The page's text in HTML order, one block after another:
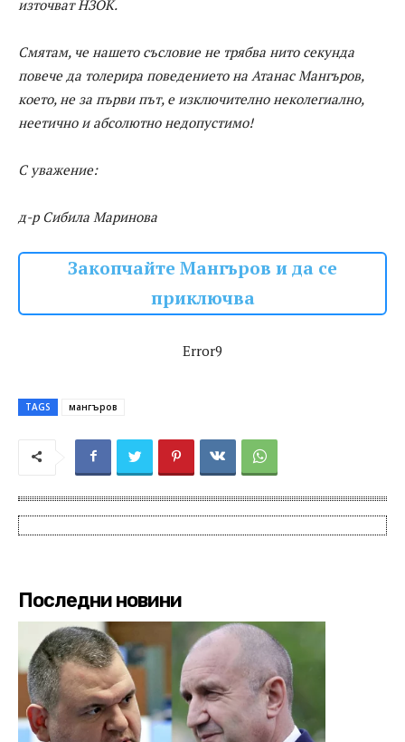
източват НЗОК.
Смятам, че нашето съсловие не трябва нито секунда
повече да толерира поведението на Атанас Мангъров,
което, не за първи път, е изключително неколегиално,
неетично и абсолютно недопустимо!
С уважение:
д-р Сибила Маринова
Закопчайте Мангъров и да се
приключва
Error9
TAGS мангъров
Последни новини